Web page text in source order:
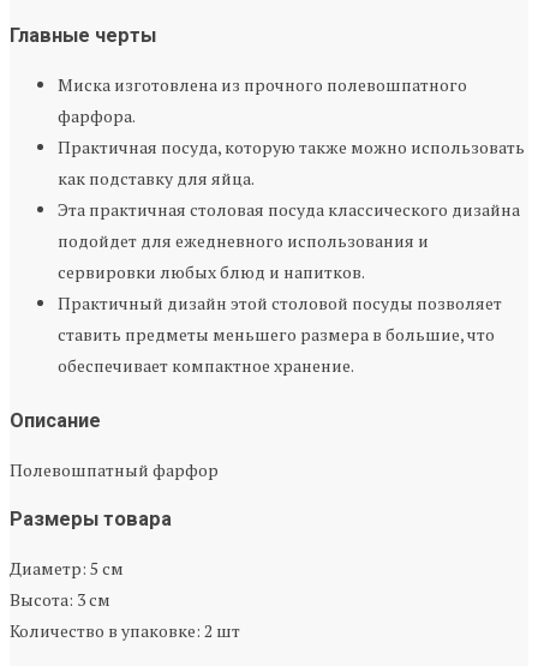
Главные черты
Миска изготовлена из прочного полевошпатного
фарфора.
Практичная посуда, которую также можно использовать
как подставку для яйца.
Эта практичная столовая посуда классического дизайна
подойдет для ежедневного использования и
сервировки любых блюд и напитков.
Практичный дизайн этой столовой посуды позволяет
ставить предметы меньшего размера в большие, что
обеспечивает компактное хранение.
Описание
Полевошпатный фарфор
Размеры товара
Диаметр: 5 см
Высота: 3 см
Количество в упаковке: 2 шт